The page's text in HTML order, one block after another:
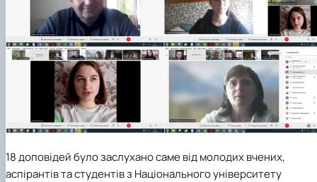
18 доповідей було заслухано саме від молодих вчених,
аспірантів та студентів з Національного університету